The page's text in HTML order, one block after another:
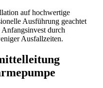
auf hochwertige
Ausführung geachtet
durch
Ausfallzeiten.